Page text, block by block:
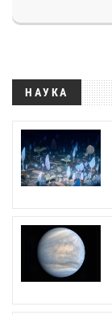
НАУКА